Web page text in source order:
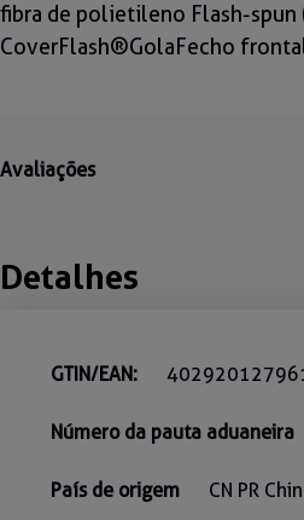
fibra de polietileno Flash-spun
CoverFlash®GolaFecho
Avaliações
Detalhes
GTIN/EAN:
Número da pauta aduaneira
País de origem CN PR